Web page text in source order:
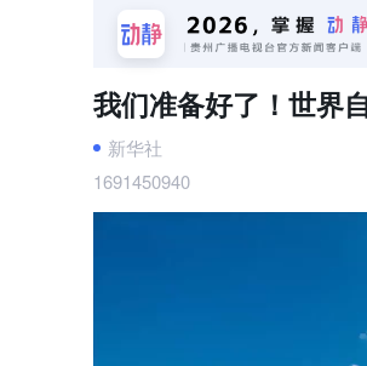
我们准备好了！世界
新华社
1691450940